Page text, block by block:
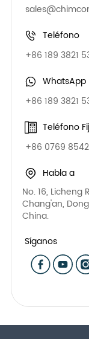
Teléfono
+86 189 3821
WhatsApp
+86 189 3821
Teléfono
+86 0769
Habla a
No. 16,
Chang'an,
China.
Síganos